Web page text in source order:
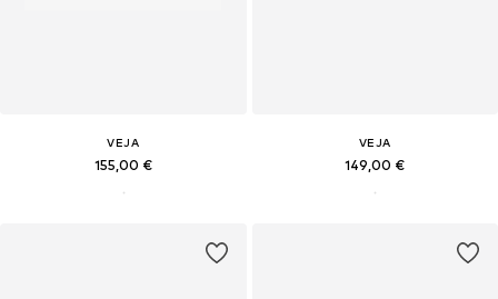
VEJA
155,00 €
VEJA
149,00 €